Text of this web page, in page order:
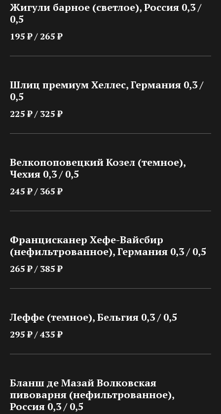
Жигули барное (светлое), Россия 0,3 /
0,5
195 ₽ / 265 ₽
Шлиц премиум Хеллес, Германия 0,3 /
0,5
225 ₽ / 325 ₽
Велкопоповецкий Козел (темное),
Чехия 0,3 / 0,5
245 ₽ / 365 ₽
Францисканер Хефе-Вайсбир
(нефильтрованное), Германия 0,3 / 0,5
265 ₽ / 385 ₽
Леффе (темное), Бельгия 0,3 / 0,5
295 ₽ / 435 ₽
Бланш де Мазай Волковская
пивоварня (нефильтрованное),
Россия 0,3 / 0,5